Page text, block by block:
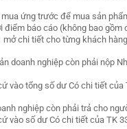
ứng trước để mua sản
điểm báo cáo (không bao
mở chi tiết cho từng khách
doanh nghiệp còn phải nộp
vào tổng số dư Có chi tiết của
nghiệp còn phải trả cho
vào số dư Có chi tiết của TK